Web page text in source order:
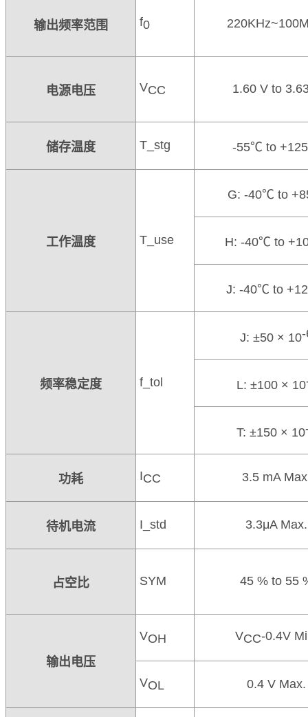
输出频率范围 f0 220K
电源电压 VCC 1.60 V to
储存温度 T_stg -55℃ to +125
工作温度 T_use
G: -40℃ to
H: -40℃ to
J: -40℃ to
频率稳定度 f_tol
J: ±50 × 10
L: ±100 × 10
T: ±150 × 10
功耗 ICC 3.5 mA
待机电流 I_std 3.3μA Max.
占空比 SYM 45 % to 55
输出电压
VOH VCC-0.4V
VOL 0.4 V Max.